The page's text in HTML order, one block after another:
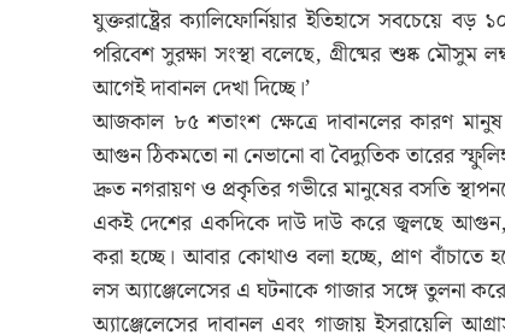
যুক্তরাষ্ট্রের ক্যালিফোর্নিয়ার ইতিহাসে সবচেয়ে
পরিবেশ সুরক্ষা সংস্থা বলেছে, গ্রীষ্মের শুষ্ক
আগেই দাবানল দেখা দিচ্ছে।’
আজকাল ৮৫ শতাংশ ক্ষেত্রে দাবানলের কারণ
আগুন ঠিকমতো না নেভানো বা বৈদ্যুতিক তারের
দ্রুত নগরায়ণ ও প্রকৃতির গভীরে মানুষের বসতি
একই দেশের একদিকে দাউ দাউ করে জ্বলছে আগুন,
করা হচ্ছে। আবার কোথাও বলা হচ্ছে, প্রাণ
লস অ্যাঞ্জেলেসের এ ঘটনাকে গাজার সঙ্গে তুলনা
অ্যাঞ্জেলেসের দাবানল এবং গাজায় ইসরায়েলি